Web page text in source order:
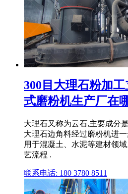
300目大理石粉加
式磨粉机生产厂在
大理石又称为云石,主要成分
大理石边角料经过磨粉机进
用于混凝土、水泥等建材领
艺流程 .
联系电话: 180 3780 8511